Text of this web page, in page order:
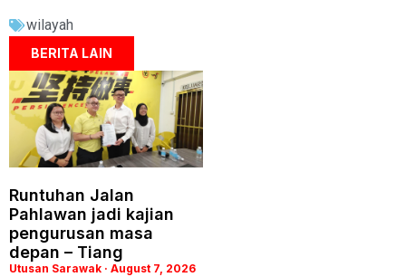
wilayah
BERITA LAIN
Runtuhan Jalan
Pahlawan jadi kajian
pengurusan masa
depan – Tiang
Utusan Sarawak August 7, 2026